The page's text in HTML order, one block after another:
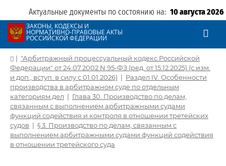
Актуальные документы по состоянию на: 10 августа 2026
ЗАКОНЫ, КОДЕКСЫ И
НОРМАТИВНО-ПРАВОВЫЕ АКТЫ
РОССИЙСКОЙ ФЕДЕРАЦИИ
| "Арбитражный процессуальный кодекс Российской
Федерации" от 24.07.2002 N 95-ФЗ (ред. от 15.12.2025) (с изм.
и доп., вступ. в силу с 01.01.2026) | Раздел IV. Особенности
производства в арбитражном суде по отдельным
категориям дел | Глава 30. Производство по делам,
связанным с выполнением арбитражными судами
функций содействия и контроля в отношении третейских
судов | § 3. Производство по делам, связанным с
выполнением арбитражными судами функций содействия
в отношении третейского суда